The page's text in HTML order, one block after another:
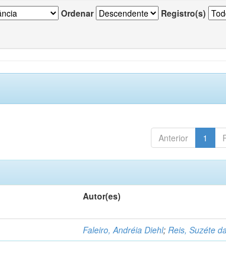
Ordenar Registro(s)
Anterior 1
Autor(es)
Faleiro, Andréia Diehl;Reis, Suzéte